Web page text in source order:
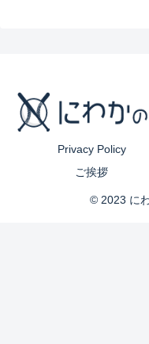
Privacy Policy
ご挨拶
© 2023 に